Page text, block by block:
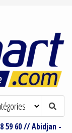
le site de Taeksmart
Group
59 60 // Abidjan -